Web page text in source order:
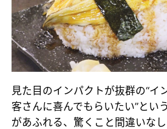
見た目のインパクトが抜群の“イ
客さんに喜んでもらいたい”とい
があふれる、驚くこと間違いな